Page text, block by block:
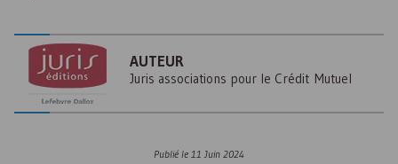
AUTEUR
Juris associations pour le Crédit Mutuel
Publié le 11 Juin 2024